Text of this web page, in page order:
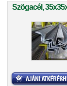
Szögacél,